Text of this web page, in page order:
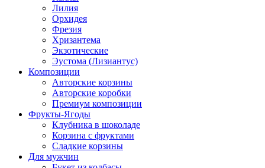
Лилия
Орхидея
Фрезия
Хризантема
Экзотические
Эустома (Лизиантус)
Композиции
Авторские корзины
Авторские коробки
Премиум композиции
Фрукты-Ягоды
Клубника в шоколаде
Корзина с фруктами
Сладкие корзины
Для мужчин